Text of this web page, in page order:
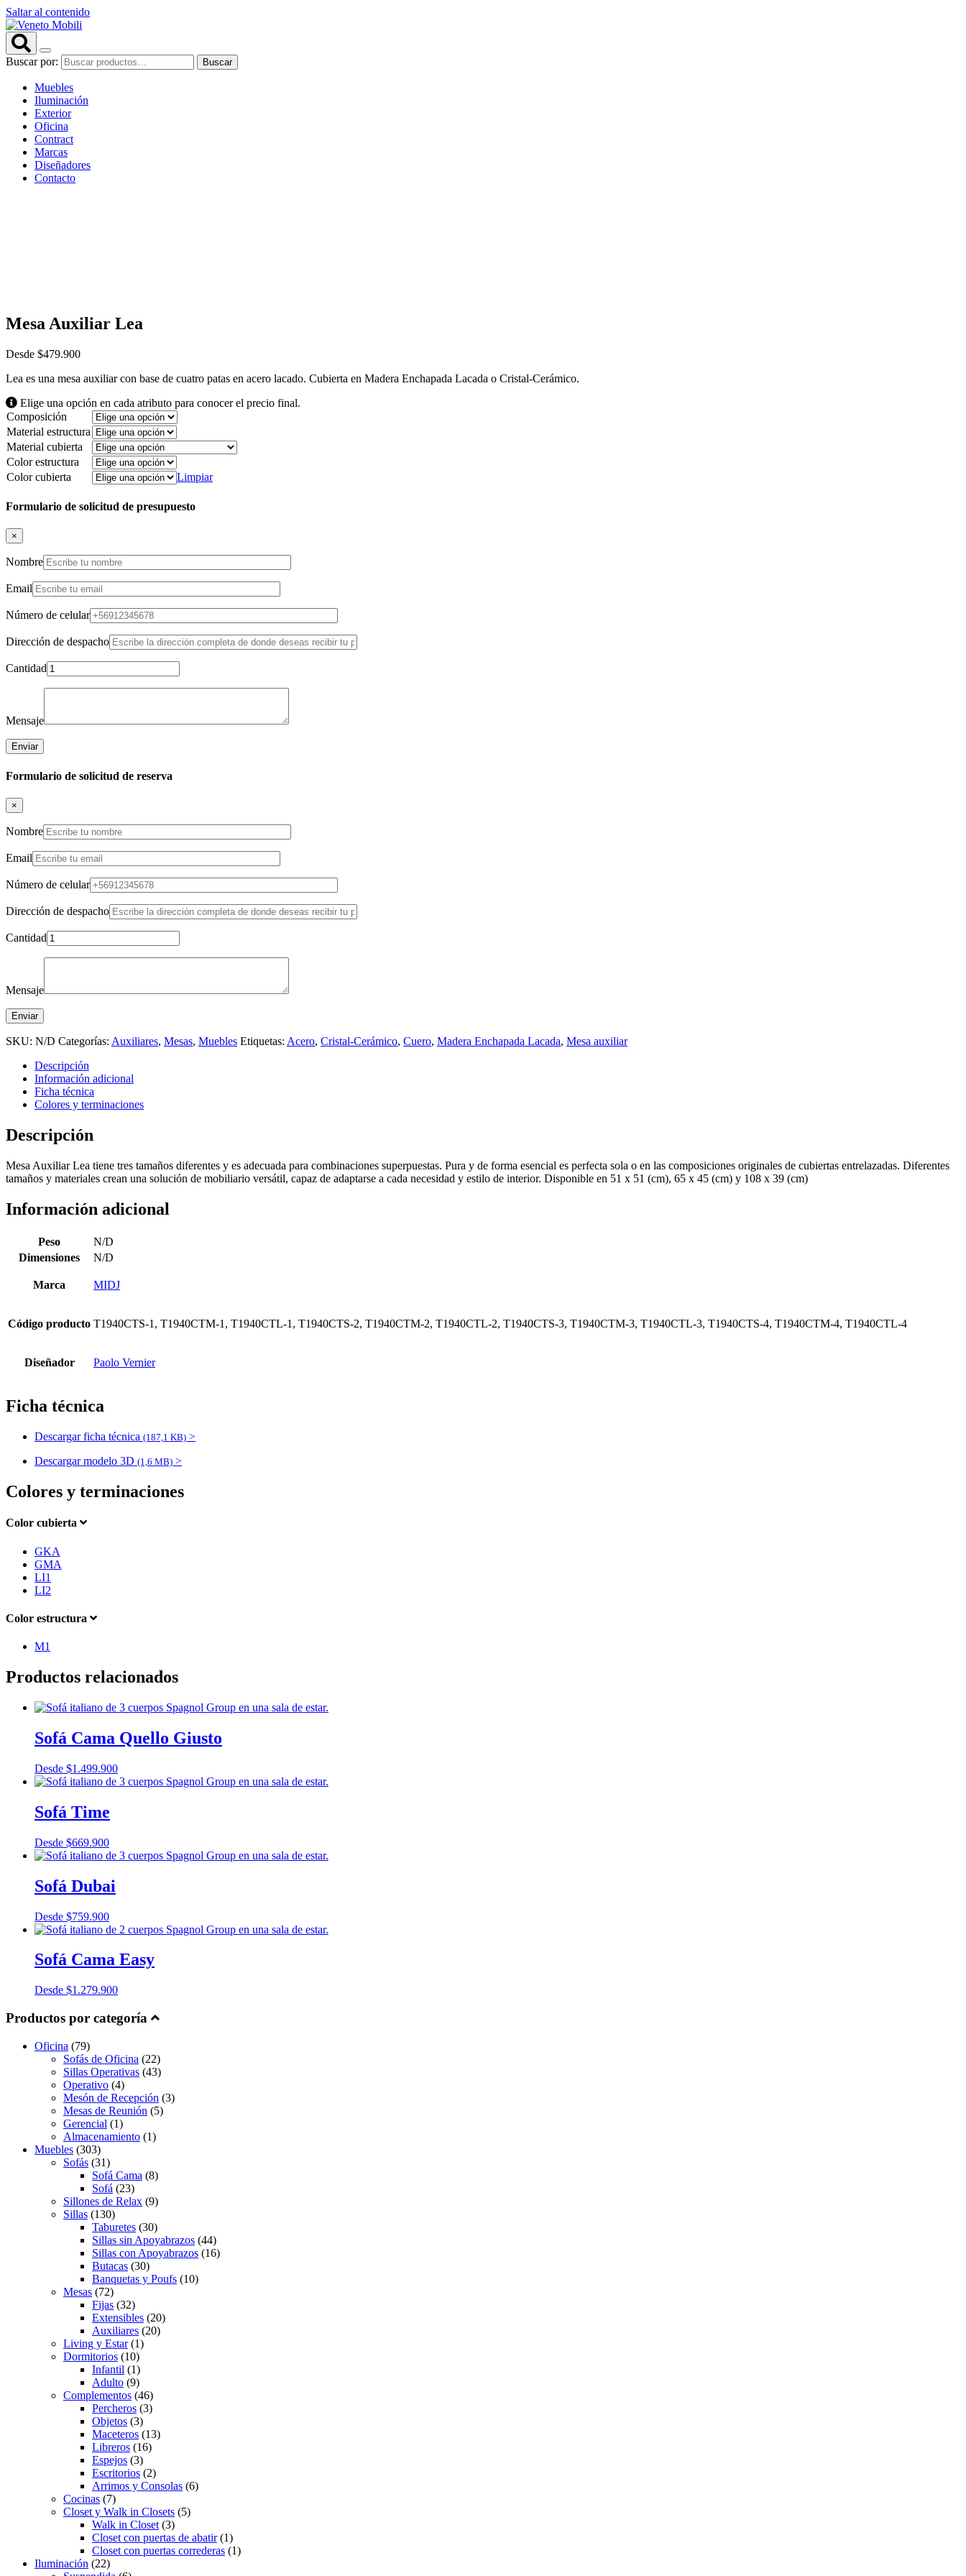
Saltar al contenido
Buscar por: Buscar
Muebles
Iluminación
Exterior
Oficina
Contract
Marcas
Diseñadores
Contacto
Mesa Auxiliar Lea
Desde $479.900
Lea es una mesa auxiliar con base de cuatro patas en acero lacado. Cubierta en Madera Enchapada Lacada o Cristal-Cerámico.
Elige una opción en cada atributo para conocer el precio final.
Composición
Material estructura
Material cubierta
Color estructura
Color cubierta
Limpiar
Formulario de solicitud de presupuesto
×
Nombre
Email
Número de celular
Dirección de despacho
Cantidad
Mensaje
Formulario de solicitud de reserva
×
Nombre
Email
Número de celular
Dirección de despacho
Cantidad
Mensaje
SKU: N/D Categorías: Auxiliares, Mesas, Muebles Etiquetas: Acero, Cristal-Cerámico, Cuero, Madera Enchapada Lacada, Mesa auxiliar
Descripción
Información adicional
Ficha técnica
Colores y terminaciones
Descripción
Mesa Auxiliar Lea tiene tres tamaños diferentes y es adecuada para combinaciones superpuestas. Pura y de forma esencial es perfecta sola o en las composiciones originales de cubiertas entrelazadas. Diferentes
tamaños y materiales crean una solución de mobiliario versátil, capaz de adaptarse a cada necesidad y estilo de interior. Disponible en 51 x 51 (cm), 65 x 45 (cm) y 108 x 39 (cm)
Información adicional
Peso
N/D
Dimensiones
N/D
Marca MIDJ
Código producto T1940CTS-1, T1940CTM-1, T1940CTL-1, T1940CTS-2, T1940CTM-2, T1940CTL-2, T1940CTS-3, T1940CTM-3, T1940CTL-3, T1940CTS-4, T1940CTM-4, T1940CTL-4
Diseñador Paolo Vernier
Ficha técnica
Descargar ficha técnica (187,1 KB) >
Descargar modelo 3D (1,6 MB) >
Colores y terminaciones
Color cubierta
GKA
GMA
LI1
LI2
Color estructura
M1
Productos relacionados
Sofá Cama Quello Giusto
Desde $1.499.900
Sofá Time
Desde $669.900
Sofá Dubai
Desde $759.900
Sofá Cama Easy
Desde $1.279.900
Productos por categoría
Oficina (79)
Sofás de Oficina (22)
Sillas Operativas (43)
Operativo (4)
Mesón de Recepción (3)
Mesas de Reunión (5)
Gerencial (1)
Almacenamiento (1)
Muebles (303)
Sofás (31)
Sofá Cama (8)
Sofá (23)
Sillones de Relax (9)
Sillas (130)
Taburetes (30)
Sillas sin Apoyabrazos (44)
Sillas con Apoyabrazos (16)
Butacas (30)
Banquetas y Poufs (10)
Mesas (72)
Fijas (32)
Extensibles (20)
Auxiliares (20)
Living y Estar(1)
Dormitorios (10)
Infantil (1)
Adulto (9)
Complementos (46)
Percheros (3)
Objetos (3)
Maceteros (13)
Libreros (16)
Espejos (3)
Escritorios (2)
Arrimos y Consolas (6)
Cocinas (7)
Closet y Walk in Closets (5)
Walk in Closet (3)
Closet con puertas de abatir(1)
Closet con puertas correderas (1)
Iluminación (22)